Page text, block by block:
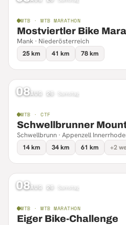
MTB · MTB MARATHON
Mostviertler Bike
Mank · Niederösterreich
25 km
41 km 78 km
08AUG 26 Samstag
MTB · CTF
Schwellbrunner
Schwellbrunn · Appenzell
14 km
34 km 61 km +2
08AUG 26 Samstag
MTB · MTB MARATHON
Eiger Bike-Challenge